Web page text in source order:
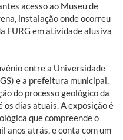
acesso ao Museu de
instalação onde ocorreu
FURG em atividade alusiva
entre a Universidade
e a prefeitura municipal,
do processo geológico da
os dias atuais. A exposição é
que compreende o
anos atrás, e conta com um